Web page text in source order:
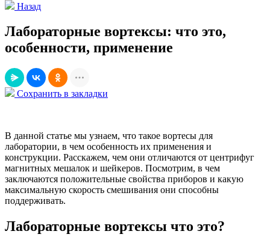
Назад
Лабораторные вортексы: что это,
особенности, применение
Сохранить в закладки
В данной статье мы узнаем, что такое вортесы для
лаборатории, в чем особенность их применения и
конструкции. Расскажем, чем они отличаются от центрифуг
магнитных мешалок и шейкеров. Посмотрим, в чем
заключаются положительные свойства приборов и какую
максимальную скорость смешивания они способны
поддерживать.
Лабораторные вортексы что это?